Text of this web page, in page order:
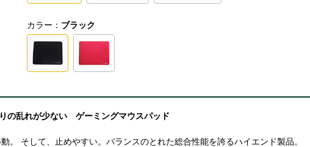
カラー： ブラック
の乱れが少ない ゲーミングマウスパッド
そして、止めやすい。バランスのとれた総合性能を誇るハイエンド製品。